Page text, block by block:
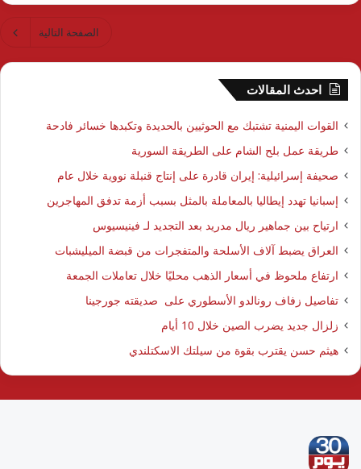
الصفحة التالية
احدث المقالات
القوات اليمنية تشتبك مع الحوثيين بالحديدة وتكبدها خسائر فادحة
طريقة عمل بلح الشام على الطريقة السورية
صحيفة إسرائيلية: إيران قادرة على إنتاج قنبلة نووية خلال عام
إسبانيا تهدد إيطاليا بالمعاملة بالمثل بسبب أزمة تدفق المهاجرين
ارتياح بين جماهير ريال مدريد بعد التجديد لـ فينيسيوس
العراق يضبط آلاف الأسلحة والمتفجرات من قبضة الميليشبات
ارتفاع ملحوظ في أسعار الذهب محليًا خلال تعاملات الجمعة
تفاصيل زفاف رونالدو الأسطوري على صديقته جورجينا
زلزال جديد يضرب الصين خلال 10 أيام
هيثم حسن يقترب بقوة من سيلتك الاسكتلندي